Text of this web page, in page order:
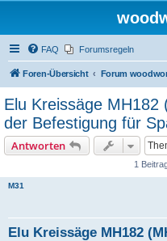
FAQ Forumsregeln
Foren-Übersicht Forum
Elu Kreissäge
der Befestigung für
Antworten
1
M31
Elu Kreissäge MH182